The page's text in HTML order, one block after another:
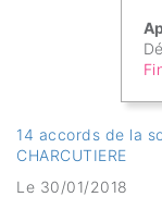
14 accords de la
CHARCUTIERE
Le 30/01/2018